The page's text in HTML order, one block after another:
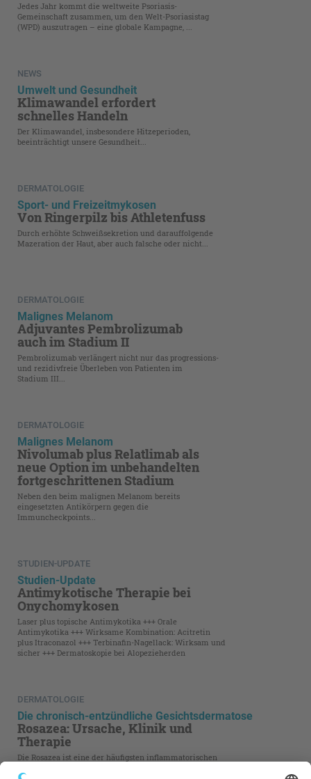
Jedes Jahr kommt die weltweite Psoriasis-
Gemeinschaft zusammen, um den Welt-Psoriasistag
(WPD) auszutragen – eine globale Kampagne, ...
NEWS
Umwelt und Gesundheit
Klimawandel erfordert
schnelles Handeln
Der Klimawandel, insbesondere Hitzeperioden,
beeinträchtigt unsere Gesundheit...
DERMATOLOGIE
Sport- und Freizeitmykosen
Von Ringerpilz bis Athletenfuss
Durch erhöhte Schweißsekretion und darauffolgende
Mazeration der Haut, aber auch falsche oder nicht...
DERMATOLOGIE
Malignes Melanom
Adjuvantes Pembrolizumab
auch im Stadium II
Pembrolizumab verlängert nicht nur das progressions-
und rezidivfreie Überleben von Patienten im
Stadium III...
DERMATOLOGIE
Malignes Melanom
Nivolumab plus Relatlimab als
neue Option im unbehandelten
fortgeschrittenen Stadium
Neben den beim malignen Melanom bereits
eingesetzten Antikörpern gegen die
Immuncheckpoints...
STUDIEN-UPDATE
Studien-Update
Antimykotische Therapie bei
Onychomykosen
Laser plus topische Antimykotika +++ Orale
Antimykotika +++ Wirksame Kombination: Acitretin
plus Itraconazol +++ Terbinafin-Nagellack: Wirksam und
sicher +++ Dermatoskopie bei Alopezieherden
DERMATOLOGIE
Die chronisch-entzündliche Gesichtsdermatose
Rosazea: Ursache, Klinik und
Therapie
Die Rosazea ist eine der häufigsten inflammatorischen